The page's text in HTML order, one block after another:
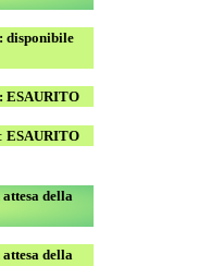
disponibile
ESAURITO
:ESAURITO
attesa della
attesa della